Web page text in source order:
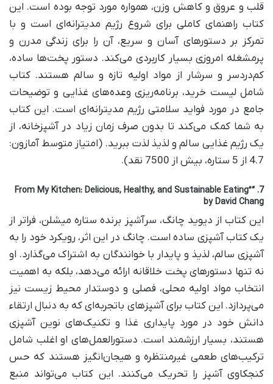
قلب و عروق و کاهش وزن، همواره مورد توجه بوده است. این
کتاب راهنمای کاملی برای شروع رژیم مدیترانه‌ای است و با
تمرکز بر دستورهای آسان و سریع، آن را برای زندگی مدرن و
پرمشغله امروزی بسیار کاربردی می‌کند. دستور پخت‌ها ساده،
کم‌دردسر و سرشار از مواد اولیه تازه و سالم هستند. کتاب
شامل لیست خرید، برنامه‌ریزی وعده‌های غذایی و توضیحات
جامع در مورد فواید سلامتی رژیم مدیترانه‌ای است. این کتاب
به شما کمک می‌کند تا بدون صرف زمان زیاد در آشپزخانه، از
یک رژیم غذایی سالم و لذیذ لذت ببرید. (امتیاز متوسط آمازون:
4.7 از 5 ستاره، بیش از 7500 نقد).
7. “From My Kitchen: Delicious, Healthy, and Sustainable Eating”
by David Chang
این کتاب از دیوید چانگ، سرآشپز برنده ستاره میشلن، فراتر از
یک کتاب آشپزی ساده است. چانگ در این اثر، رویکرد خود را به
آشپزی سالم، لذیذ و پایدار با خوانندگان به اشتراک می‌گذارد. او
نه تنها دستورهای پخت خلاقانه ارائه می‌دهد، بلکه به اهمیت
انتخاب مواد اولیه محلی، فصلی و دوستدار محیط زیست نیز
می‌پردازد. این کتاب برای آشپزهای باتجربه‌ای که به دنبال ارتقاء
دانش خود در مورد پایداری غذا و تکنیک‌های نوین آشپزی
هستند، بسیار ارزشمند است. دستورالعمل‌های او اغلب شامل
ترکیب‌های طعمی غیرمنتظره و هیجان‌انگیز هستند که حس
کنجکاوی آشپز را تحریک می‌کنند. این کتاب می‌تواند منبع